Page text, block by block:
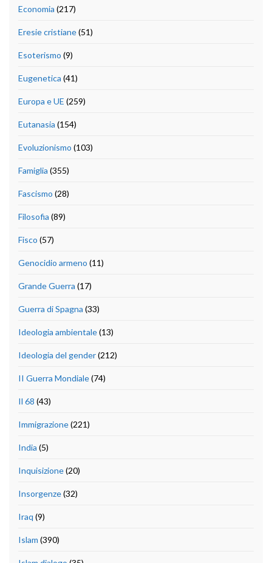
Economia (217)
Eresie cristiane(51)
Esoterismo (9)
Eugenetica (41)
Europa e UE (259)
Eutanasia (154)
Evoluzionismo (103)
Famiglia (355)
Fascismo (28)
Filosofia (89)
Fisco (57)
Genocidio armeno (11)
Grande Guerra (17)
Guerra di Spagna (33)
Ideologia ambientale(13)
Ideologia del gender(212)
II Guerra Mondiale(74)
Il 68 (43)
Immigrazione(221)
India (5)
Inquisizione(20)
Insorgenze(32)
Iraq (9)
Islam (390)